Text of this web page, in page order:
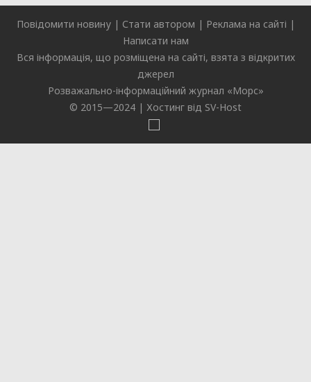
Повідомити новину| Стати автором | Реклама на сайті |
Написати нам
Вся інформація, що розміщена на сайті, взята з відкритих
джерел
Розважально-інформаційний журнал «Морс»
© 2015—2024 | Хостинг від SV-Host